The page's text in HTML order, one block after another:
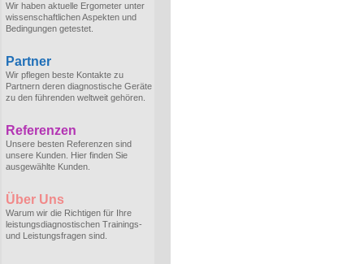
Wir haben aktuelle Ergometer unter
wissenschaftlichen Aspekten und
Bedingungen getestet.
Partner
Wir pflegen beste Kontakte zu
Partnern deren diagnostische Geräte
zu den führenden weltweit gehören.
Referenzen
Unsere besten Referenzen sind
unsere Kunden. Hier finden Sie
ausgewählte Kunden.
Über Uns
Warum wir die Richtigen für Ihre
leistungsdiagnostischen Trainings-
und Leistungsfragen sind.